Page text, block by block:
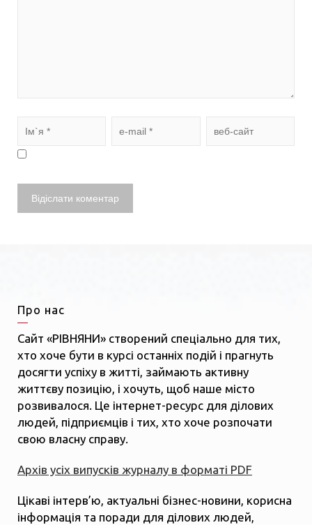
Про нас
Сайт «РІВНЯНИ» створений спеціально для тих,
хто хоче бути в курсі останніх подій і прагнуть
досягти успіху в житті, займають активну
життєву позицію, і хочуть, щоб наше місто
розвивалося. Це інтернет-ресурс для ділових
людей, підприємців і тих, хто хоче розпочати
свою власну справу.
Архів усіх випусків журналу в форматі PDF
Цікаві інтерв’ю, актуальні бізнес-новини, корисна
інформація та поради для ділових людей,